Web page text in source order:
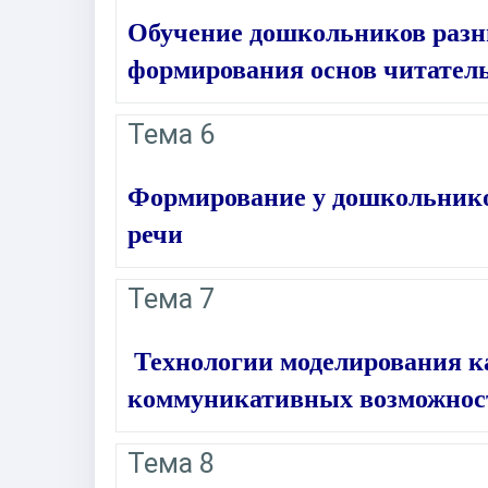
Обучение дошкольников
формирования основ
Тема 6
Формирование у
речи
Тема 7
Технологии моделирования
коммуникативных
Тема 8